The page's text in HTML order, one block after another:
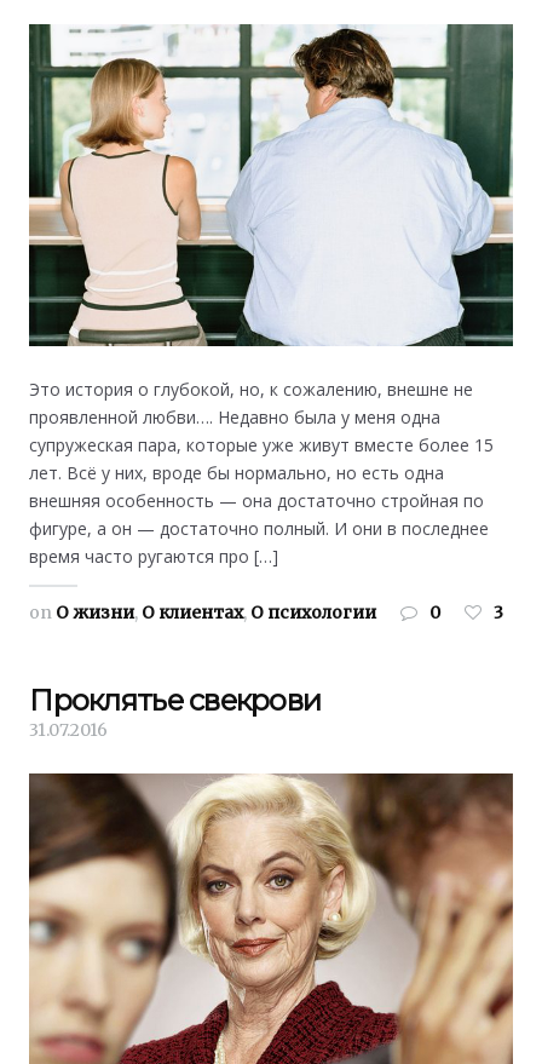
Это история о глубокой, но, к сожалению, внешне не
проявленной любви…. Недавно была у меня одна
супружеская пара, которые уже живут вместе более 15
лет. Всё у них, вроде бы нормально, но есть одна
внешняя особенность — она достаточно стройная по
фигуре, а он — достаточно полный. И они в последнее
время часто ругаются про […]
on О жизни, О клиентах, О психологии 0 3
Проклятье свекрови
31.07.2016